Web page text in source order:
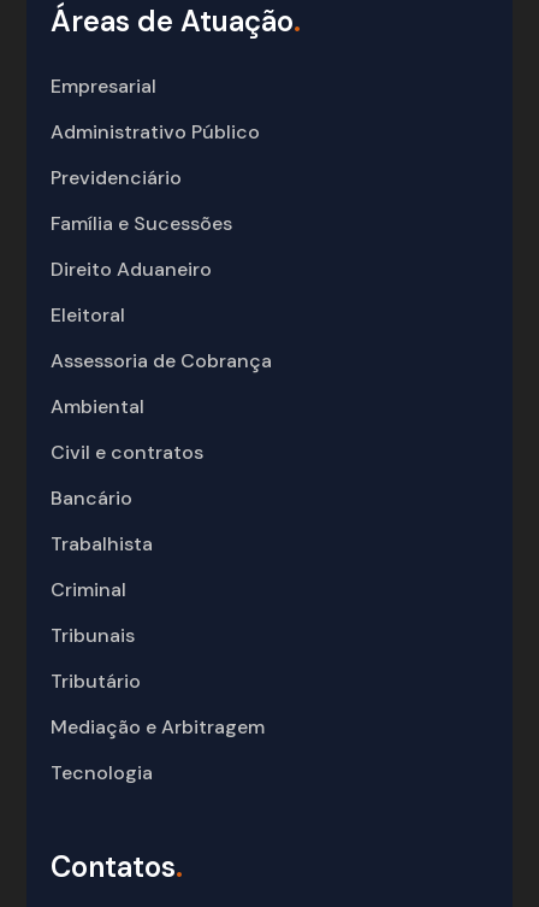
Áreas de Atuação.
Empresarial
Administrativo Público
Previdenciário
Família e Sucessões
Direito Aduaneiro
Eleitoral
Assessoria de Cobrança
Ambiental
Civil e contratos
Bancário
Trabalhista
Criminal
Tribunais
Tributário
Mediação e Arbitragem
Tecnologia
Contatos.